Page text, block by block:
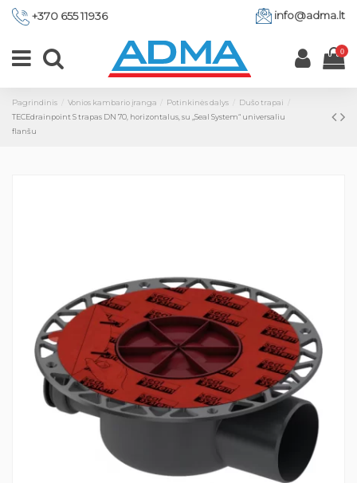
+370 655 11936 info@adma.lt
0
Pagrindinis Vonios kambario įranga Potinkinės dalys
Dušo trapai
TECEdrainpoint S trapas DN 70, horizontalus, su „Seal System“ universaliu
flanšu